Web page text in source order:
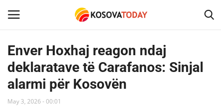
Home
KOSOVA
Enver Hoxhaj reagon ndaj
deklaratave të Carafanos: Sinjal
alarmi për Kosovën
May 3, 2026 - 00:01